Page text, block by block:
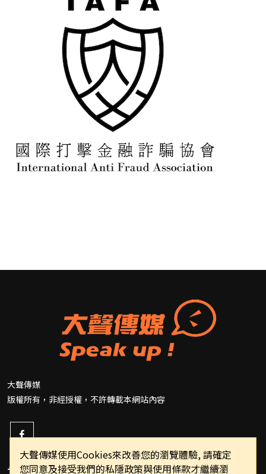
大聲傳媒使用Cookies來改善您的瀏覽體驗, 請確定
您同意及接受我們的私隱政策與使用條款才繼續瀏
大聲傳媒
版權所有，非經授權，不許轉載本網站內容